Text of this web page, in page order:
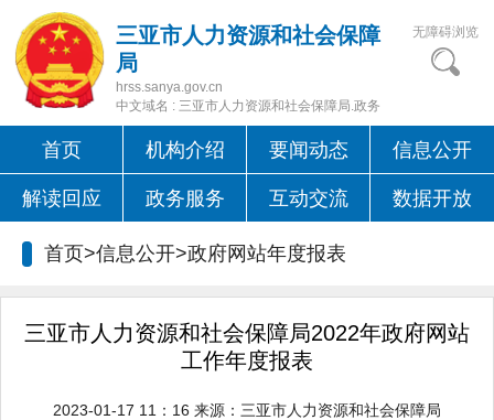
三亚市人力资源和社会保障
局
hrss.sanya.gov.cn
中文域名 : 三亚市人力资源和社会保障局.政务
无障碍浏览
首页 机构介绍 要闻动态 信息公开
解读回应 政务服务 互动交流 数据开放
首页>信息公开>政府网站年度报表
三亚市人力资源和社会保障局2022年政府网站
工作年度报表
2023-01-17 11：16 来源： 三亚市人力资源和社会保障局